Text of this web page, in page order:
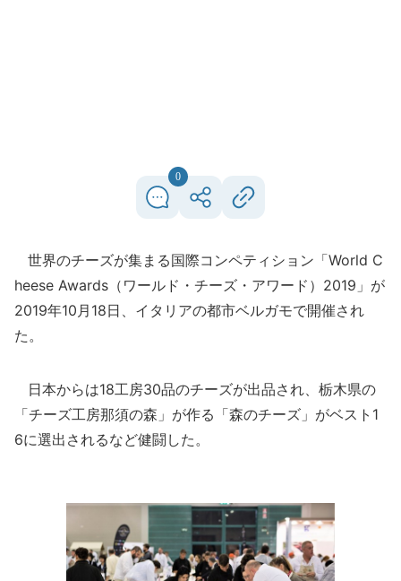
0
世界のチーズが集まる国際コンペティション「World C
heese Awards（ワールド・チーズ・アワード）2019」が
2019年10月18日、イタリアの都市ベルガモで開催され
た。
日本からは18工房30品のチーズが出品され、栃木県の
「チーズ工房那須の森」が作る「森のチーズ」がベスト1
6に選出されるなど健闘した。